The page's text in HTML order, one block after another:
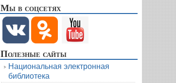
Мы в соцсетях
Полезные сайты
Национальная электронная
библиотека